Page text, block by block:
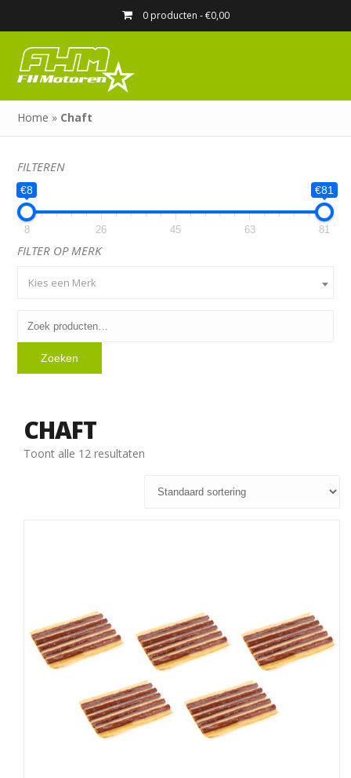
0 producten -€0,00
Home » Chaft
FILTEREN
€8 €81
8 26 45 63 81
FILTER OP MERK
Kies een Merk
Zoeken
naar:
Zoeken
CHAFT
Toont alle 12 resultaten